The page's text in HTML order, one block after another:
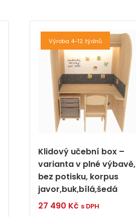
Výroba 4-12. týdnů
Klidový učební box –
varianta v plné výbavě,
bez potisku, korpus
javor,buk,bílá,šedá
27 490 Kč s DPH